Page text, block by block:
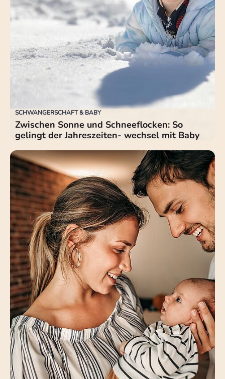
SCHWANGERSCHAFT & BABY
Zwischen Sonne und Schneeflocken: So
gelingt der Jahreszeiten- wechsel mit Baby